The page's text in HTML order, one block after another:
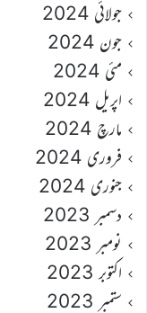
جولائی 2024
جون 2024
مئی 2024
اپریل 2024
مارچ 2024
فروری 2024
جنوری 2024
دسمبر 2023
نومبر 2023
اکتوبر 2023
ستمبر 2023